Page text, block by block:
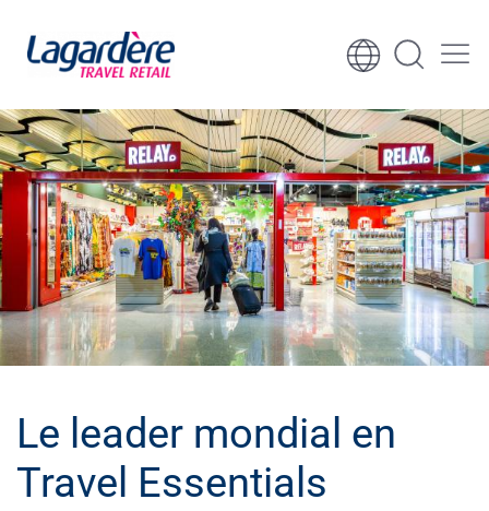
Aller au contenu
Le leader mondial en
Travel Essentials